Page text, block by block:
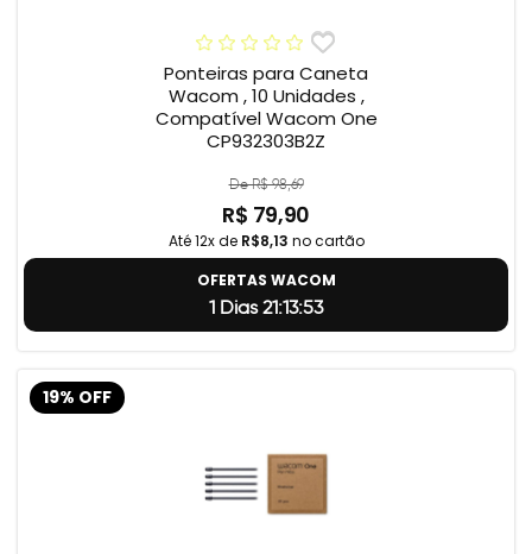
Ponteiras para Caneta
Wacom , 10 Unidades ,
Compatível Wacom One
CP932303B2Z
De R$ 98,69
R$ 79,90
Até 12x de R$8,13 no cartão
OFERTAS WACOM
1 Dias 21:13:52
19% OFF